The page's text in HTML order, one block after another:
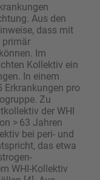
Aus den
dass mit
primär
Im
Kollektiv ein
In einem
pro
Zu
der WHI
> 63 Jahren
bei peri- und
das etwa
WHI-Kollektiv